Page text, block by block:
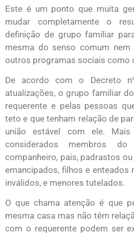
Este é um ponto que muita
mudar completamente o
definição de grupo familiar
mesma do senso comum
outros programas sociais como
De acordo com o Decreto
atualizações, o grupo familiar
requerente e pelas pessoas
teto e que tenham relação de
união estável com ele. Mais
considerados membros
companheiro, pais, padrastos
emancipados, filhos e enteados
inválidos, e menores tutelados.
O que chama atenção é que
mesma casa mas não têm
com o requerente podem ser